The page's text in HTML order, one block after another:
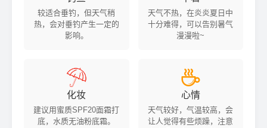
较适合垂钓，但天气稍
热，会对垂钓产生一定的
影响。
天气不热，在炎炎夏日中
十分难得，可以告别暑气
漫漫啦~

化妆
建议用蜜质SPF20面霜打
底，水质无油粉底霜。

心情
天气较好，气温较高，会
让人觉得有些烦躁，注意